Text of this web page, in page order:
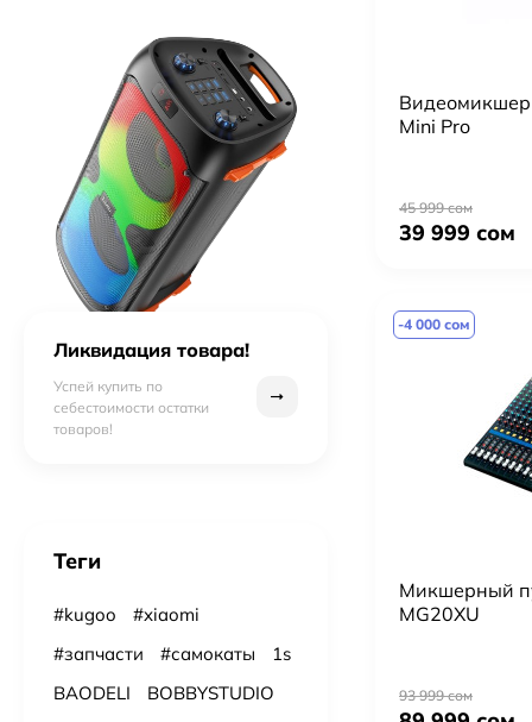
Видеомикшер
Mini Pro
45 999 сом
39 999 сом
-4 000 сом
Микшерный
MG20XU
93 999 сом
Ликвидация товара!
Успей купить по
себестоимости остатки
товаров!
Теги
#kugoo
#xiaomi
#запчасти
#самокаты
1s
BAODELI
BOBBYSTUDIO